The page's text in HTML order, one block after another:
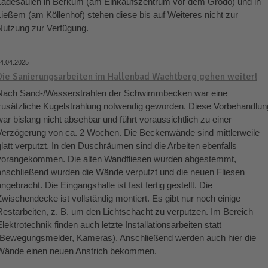
(am Köllenhof) stehen diese bis auf Weiteres nicht zur
zur Verfügung.
Sanierungsarbeiten im Hallenbad Wachtberg gehen weiter!
Sand-/Wasserstrahlen der Schwimmbecken war eine
Kugelstrahlung notwendig geworden. Diese
bislang nicht absehbar und führt voraussichtlich zu einer
von ca. 2 Wochen. Die Beckenwände sind mittlerweile
verputzt. In den Duschräumen sind die Arbeiten ebenfalls
Die alten Wandfliesen wurden abgestemmt,
wurden die Wände verputzt und die neuen Fliesen
Die Eingangshalle ist fast fertig gestellt. Die
ist vollständig montiert. Es gibt nur noch einige
z. B. um den Lichtschacht zu verputzen. Im Bereich
finden auch letzte Installationsarbeiten statt
Kameras). Anschließend werden auch hier die
einen neuen Anstrich bekommen.